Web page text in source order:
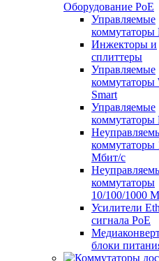
Оборудование PoE
Управляемые
коммутаторы
Инжекторы и
сплиттеры
Управляемые
коммутаторы
Smart
Управляемые
коммутаторы
коммутаторы
Мбит/с
коммутаторы
10/100/1000
Усилители
сигнала PoE
блоки